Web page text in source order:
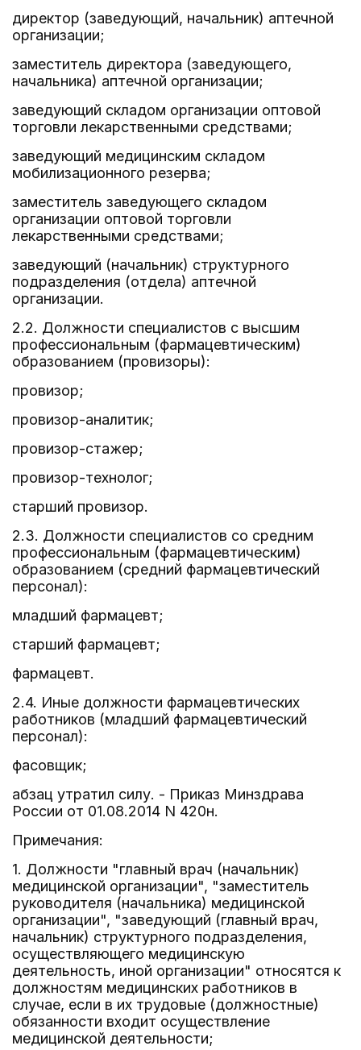
директор (заведующий, начальник) аптечной
организации;
заместитель директора (заведующего,
начальника) аптечной организации;
заведующий складом организации оптовой
торговли лекарственными средствами;
заведующий медицинским складом
мобилизационного резерва;
заместитель заведующего складом
организации оптовой торговли
лекарственными средствами;
заведующий (начальник) структурного
подразделения (отдела) аптечной
организации.
2.2. Должности специалистов с высшим
профессиональным (фармацевтическим)
образованием (провизоры):
провизор;
провизор-аналитик;
провизор-стажер;
провизор-технолог;
старший провизор.
2.3. Должности специалистов со средним
профессиональным (фармацевтическим)
образованием (средний фармацевтический
персонал):
младший фармацевт;
старший фармацевт;
фармацевт.
2.4. Иные должности фармацевтических
работников (младший фармацевтический
персонал):
фасовщик;
абзац утратил силу. - Приказ Минздрава
России от 01.08.2014 N 420н.
Примечания:
1. Должности "главный врач (начальник)
медицинской организации", "заместитель
руководителя (начальника) медицинской
организации", "заведующий (главный врач,
начальник) структурного подразделения,
осуществляющего медицинскую
деятельность, иной организации" относятся к
должностям медицинских работников в
случае, если в их трудовые (должностные)
обязанности входит осуществление
медицинской деятельности;